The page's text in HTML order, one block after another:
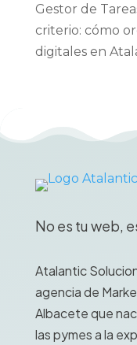
Gestor de
criterio: cómo
digitales en
No es tu web,
Atalantic
agencia de
Albacete que
las pymes a la